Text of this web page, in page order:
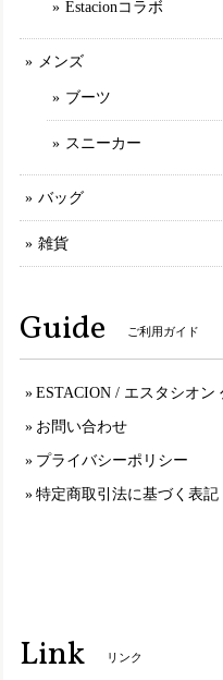
いつもエスタシオンはMサ
表記の福袋を購入しまし
のか、幅は狭いし サイ
悪な買い物してしまって残
Estacionコラボ
メンズ
ブーツ
スニーカー
バッグ
雑貨
Guide ご利用ガイド
ESTACION / エスタシオ
お問い合わせ
プライバシーポリシー
特定商取引法に基づく表記
Link リンク